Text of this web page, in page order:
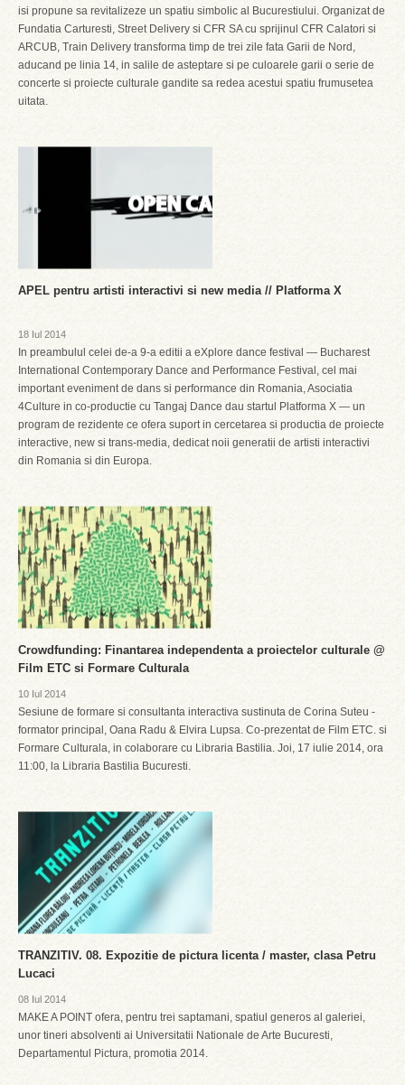
isi propune sa revitalizeze un spatiu simbolic al Bucurestiului. Organizat de
Fundatia Carturesti, Street Delivery si CFR SA cu sprijinul CFR Calatori si
ARCUB, Train Delivery transforma timp de trei zile fata Garii de Nord,
aducand pe linia 14, in salile de asteptare si pe culoarele garii o serie de
concerte si proiecte culturale gandite sa redea acestui spatiu frumusetea
uitata.
APEL pentru artisti interactivi si new media // Platforma X
18 Iul 2014
In preambulul celei de-a 9-a editii a eXplore dance festival — Bucharest
International Contemporary Dance and Performance Festival, cel mai
important eveniment de dans si performance din Romania, Asociatia
4Culture in co-productie cu Tangaj Dance dau startul Platforma X — un
program de rezidente ce ofera suport in cercetarea si productia de proiecte
interactive, new si trans-media, dedicat noii generatii de artisti interactivi
din Romania si din Europa.
Crowdfunding: Finantarea independenta a proiectelor culturale @
Film ETC si Formare Culturala
10 Iul 2014
Sesiune de formare si consultanta interactiva sustinuta de Corina Suteu -
formator principal, Oana Radu & Elvira Lupsa. Co-prezentat de Film ETC. si
Formare Culturala, in colaborare cu Libraria Bastilia. Joi, 17 iulie 2014, ora
11:00, la Libraria Bastilia Bucuresti.
TRANZITIV. 08. Expozitie de pictura licenta / master, clasa Petru
Lucaci
08 Iul 2014
MAKE A POINT ofera, pentru trei saptamani, spatiul generos al galeriei,
unor tineri absolventi ai Universitatii Nationale de Arte Bucuresti,
Departamentul Pictura, promotia 2014.